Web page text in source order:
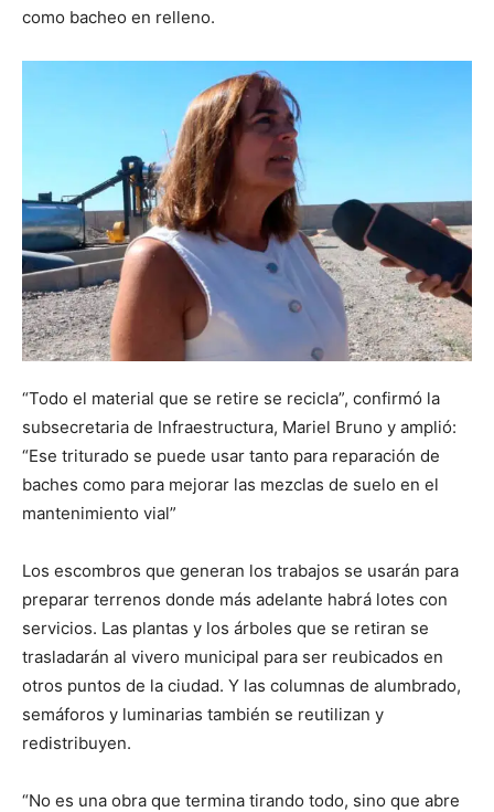
como bacheo en relleno.
“Todo el material que se retire se recicla”, confirmó la
subsecretaria de Infraestructura, Mariel Bruno y amplió:
“Ese triturado se puede usar tanto para reparación de
baches como para mejorar las mezclas de suelo en el
mantenimiento vial”
Los escombros que generan los trabajos se usarán para
preparar terrenos donde más adelante habrá lotes con
servicios. Las plantas y los árboles que se retiran se
trasladarán al vivero municipal para ser reubicados en
otros puntos de la ciudad. Y las columnas de alumbrado,
semáforos y luminarias también se reutilizan y
redistribuyen.
“No es una obra que termina tirando todo, sino que abre